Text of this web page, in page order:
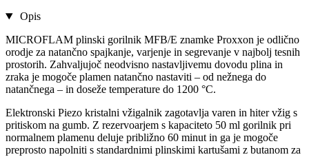
Opis
MICROFLAM plinski gorilnik MFB/E znamke Proxxon je odlično
orodje za natančno spajkanje, varjenje in segrevanje v najbolj tesnih
prostorih. Zahvaljujoč neodvisno nastavljivemu dovodu plina in
zraka je mogoče plamen natančno nastaviti – od nežnega do
natančnega – in doseže temperature do 1200 °C.
Elektronski Piezo kristalni vžigalnik zagotavlja varen in hiter vžig s
pritiskom na gumb. Z rezervoarjem s kapaciteto 50 ml gorilnik pri
normalnem plamenu deluje približno 60 minut in ga je mogoče
preprosto napolniti s standardnimi plinskimi kartušami z butanom za